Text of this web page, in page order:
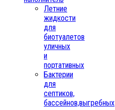
Летние
жидкости
для
биотуалетов
уличных
и
портативных
Бактерии
для
септиков,
бассейнов,выгребных